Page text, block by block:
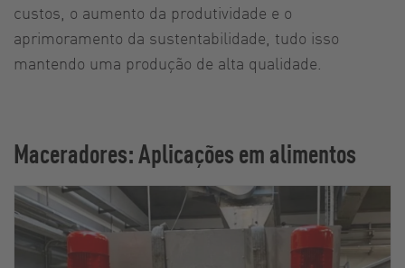
custos, o aumento da produtividade e o
aprimoramento da sustentabilidade, tudo isso
mantendo uma produção de alta qualidade.
Maceradores: Aplicações em alimentos